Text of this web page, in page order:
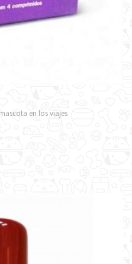
en los viajes